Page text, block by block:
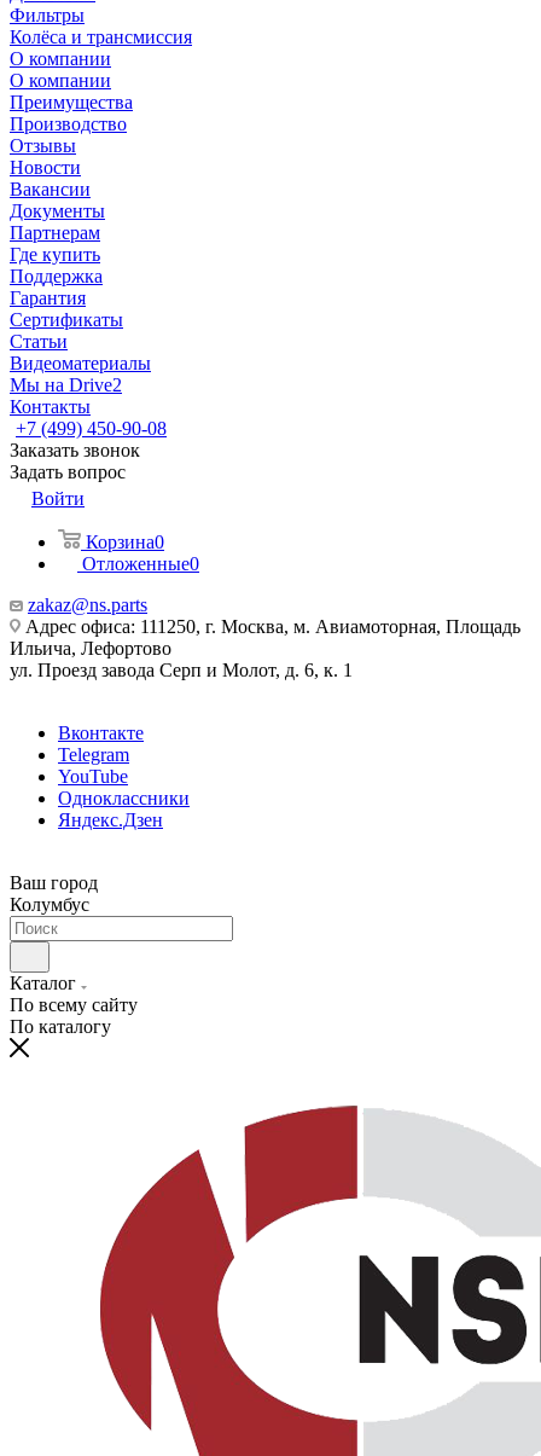
Фильтры
Колёса и трансмиссия
О компании
О компании
Преимущества
Производство
Отзывы
Новости
Вакансии
Документы
Партнерам
Где купить
Поддержка
Гарантия
Сертификаты
Статьи
Видеоматериалы
Мы на Drive2
Контакты
+7 (499) 450-90-08
Заказать звонок
Задать вопрос
Войти
Корзина0
Отложенные0
zakaz@ns.parts
Адрес офиса: 111250, г. Москва, м. Авиамоторная, Площадь
Ильича, Лефортово
ул. Проезд завода Серп и Молот, д. 6, к. 1
Вконтакте
Telegram
YouTube
Одноклассники
Яндекс.Дзен
Ваш город
Колумбус
Каталог
По всему сайту
По каталогу